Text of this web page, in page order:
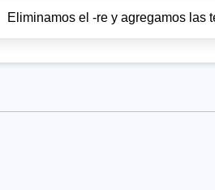
Eliminamos el -re y agregamos las